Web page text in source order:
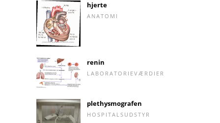
hjerte
ANATOMI
renin
LABORATORIEVÆRDIER
plethysmografen
HOSPITALSUDSTYR